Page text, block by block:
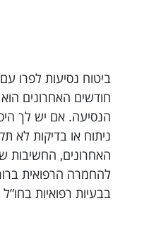
חודשים האחרונים
הנסיעה. אם יש לך
האחרונים, החשיבות
להחמרה הרפואית
בבעיות רפואיות